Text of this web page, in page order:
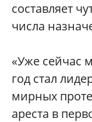
составляет
числа
«Уже сейчас
год стал
мирных
ареста в